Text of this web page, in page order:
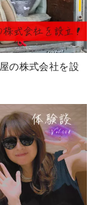
の株式会社を設